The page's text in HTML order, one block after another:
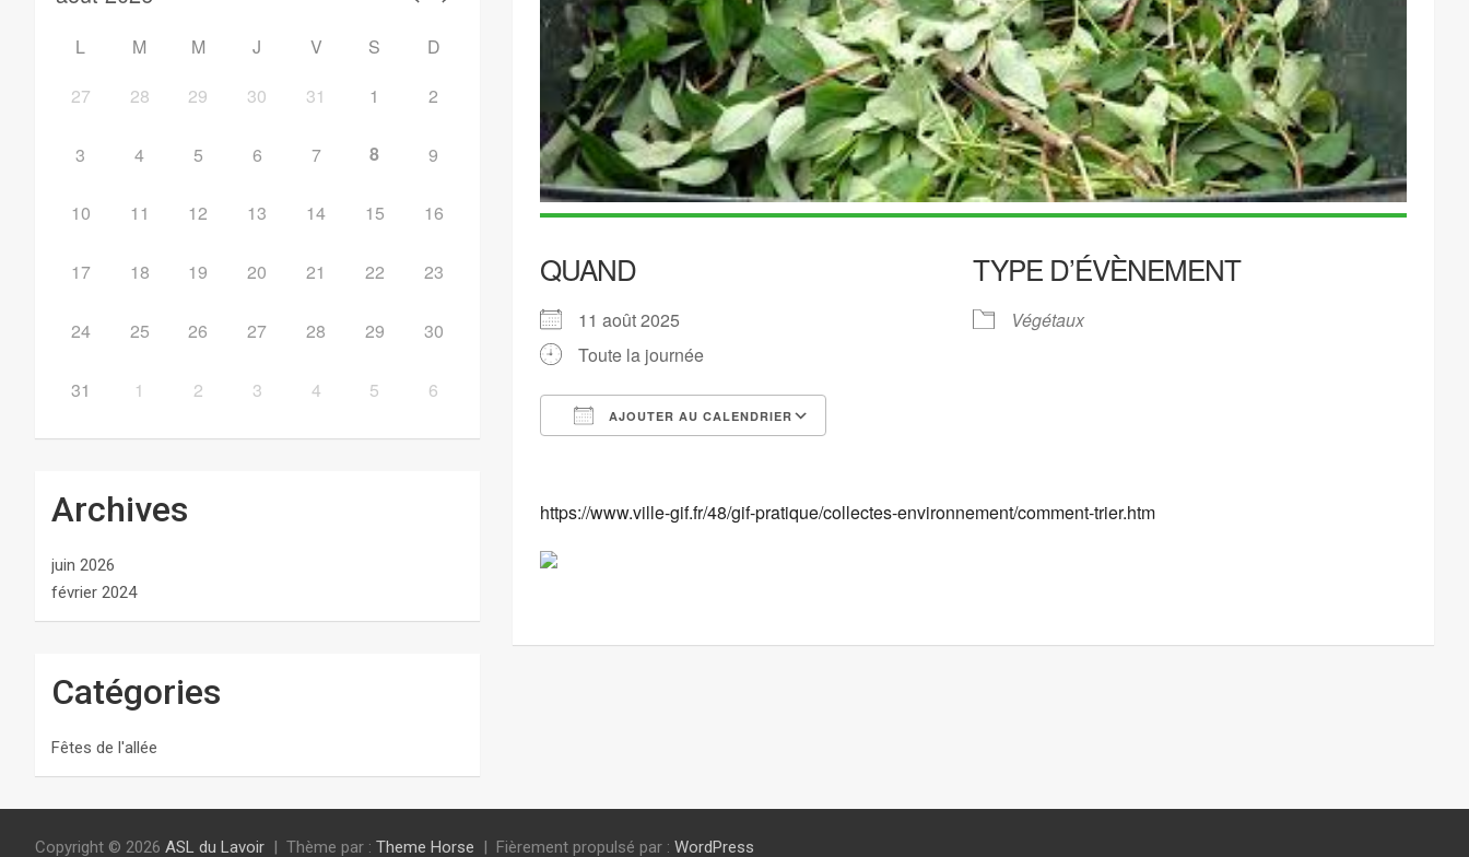
QUAND
11 août 2025
Toute la journée
AJOUTER AU CALENDRIER
TYPE D’ÉVÈNEMENT
Végétaux
https://www.ville-gif.fr/48/gif-pratique/collectes-environnement/comment-trier.htm
L M M J V S
D
27
28 29 30 31 1 2
3 4 5 6 7 8 9
10 11 12 13 14 15 16
17 18 19 20 21 22 23
24 25 26 27 28 29 30
31 1 2 3 4 5 6
Archives
juin 2026
février 2024
Catégories
Fêtes de l'allée
Copyright © 2026 ASL du Lavoir Thème par : Theme Horse Fièrement propulsé par : WordPress